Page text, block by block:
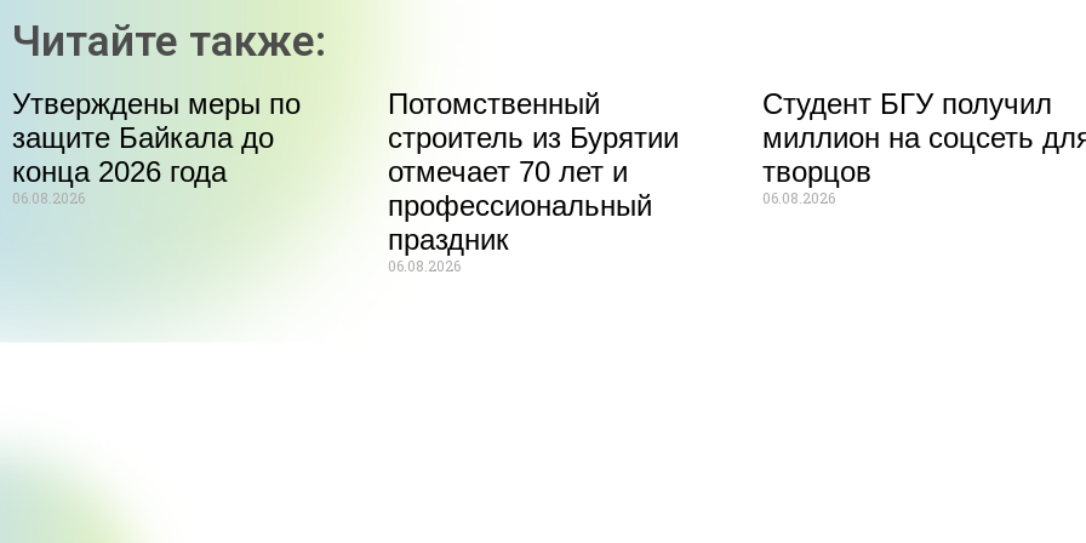
Читайте также:
Утверждены меры по
защите Байкала до
конца 2026 года
06.08.2026
Потомственный
строитель из Бурятии
отмечает 70 лет и
профессиональный
праздник
06.08.2026
Студент БГУ получил
миллион на соцсеть
творцов
06.08.2026